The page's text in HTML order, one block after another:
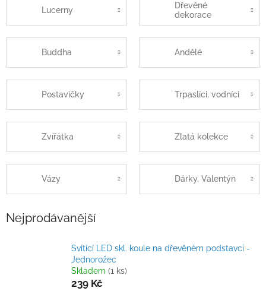
Lucerny
Dřevěné
dekorace
Buddha Andělé
Postavičky Trpaslíci, vodníci
Zvířátka Zlatá kolekce
Vázy Dárky, Valentýn
Nejprodávanější
Svítící LED skl. koule na dřevěném podstavci -
Jednorožec
Skladem (1 ks)
239 Kč